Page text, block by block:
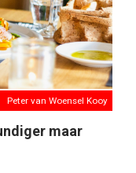
Peter van Woensel Kooy
maar